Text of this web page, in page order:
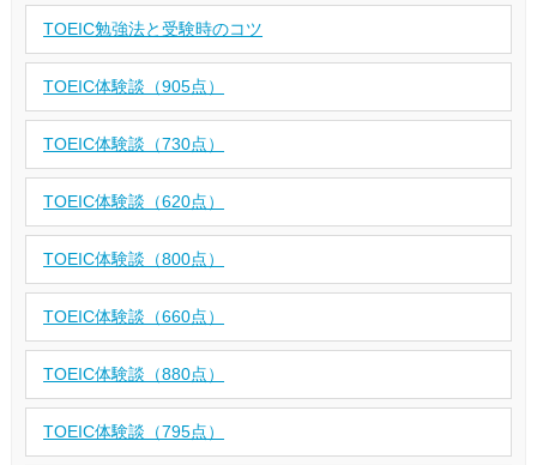
TOEIC勉強法と受験時のコツ
TOEIC体験談（905点）
TOEIC体験談（730点）
TOEIC体験談（620点）
TOEIC体験談（800点）
TOEIC体験談（660点）
TOEIC体験談（880点）
TOEIC体験談（795点）